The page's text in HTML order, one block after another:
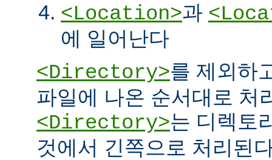
<Location>과
에 일어난다
<Directory>를 제외하
파일에 나온 순서대로 처
<Directory>는 디렉토
것에서 긴쪽으로 처리된